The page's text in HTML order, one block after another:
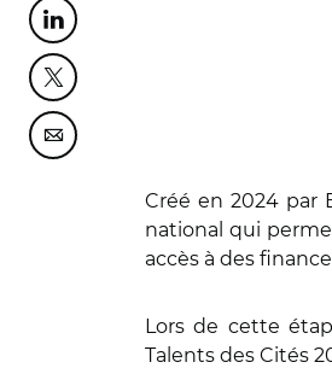
Partager cette page sur
Partager cette page sur Twitter
Partager cette page sur Courriel
Créé en 2024 par
national qui
accès à des
Lors de cette
Talents des Cités